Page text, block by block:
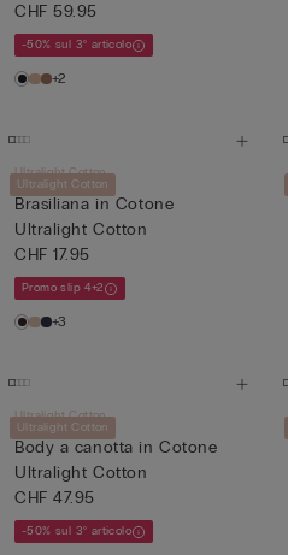
CHF 59.95
-50% sul 3° articolo
+2
Ultralight Cotton
Ultralight Cotton
Brasiliana in Cotone
Ultralight Cotton
CHF 17.95
Promo slip 4+2
+3
Ultralight Cotton
Ultralight Cotton
Body a canotta in Cotone
Ultralight Cotton
CHF 47.95
-50% sul 3° articolo